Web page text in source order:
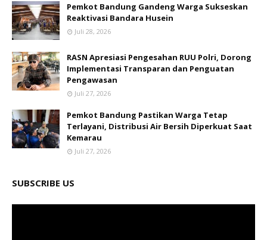
Pemkot Bandung Gandeng Warga Sukseskan
Reaktivasi Bandara Husein
Juli 28, 2026
RASN Apresiasi Pengesahan RUU Polri, Dorong
Implementasi Transparan dan Penguatan
Pengawasan
Juli 27, 2026
Pemkot Bandung Pastikan Warga Tetap
Terlayani, Distribusi Air Bersih Diperkuat Saat
Kemarau
Juli 27, 2026
SUBSCRIBE US